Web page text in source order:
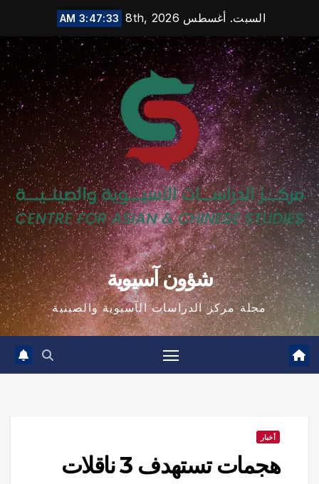
content
السبت. أغسطس 8th, 2026 3:47:33 AM
شؤون آسيوية
مجلة مركز الدراسات الآسيوية والصينية
أخبار
هجمات تستهدف 3 ناقلات